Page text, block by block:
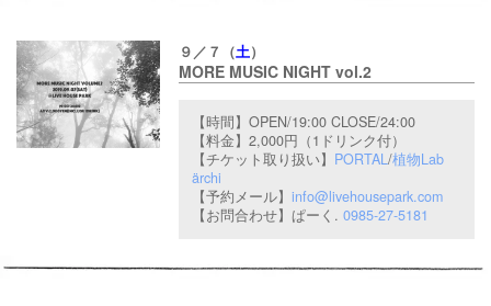
９／７（土）
MORE MUSIC NIGHT vol.2
【時間】OPEN/19:00 CLOSE/24:00
【料金】2,000円（1ドリンク付）
【チケット取り扱い】 PORTAL/植物Lab
ärchi
【予約メール】info@livehousepark.com
【お問合わせ】ぱーく.0985-27-5181